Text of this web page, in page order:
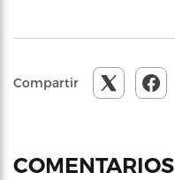
Compartir
COMENTARIOS